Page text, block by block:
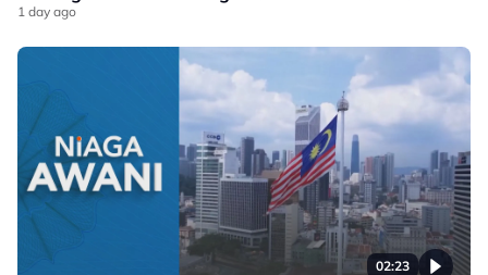
1 day ago
02:23